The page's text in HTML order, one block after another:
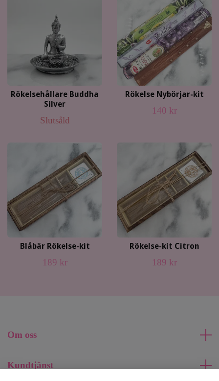
Rökelsehållare Buddha
Silver
Slutsåld
Rökelse Nybörjar-kit
140 kr
Blåbär Rökelse-kit
189 kr
Rökelse-kit Citron
189 kr
Om oss
Kundtjänst